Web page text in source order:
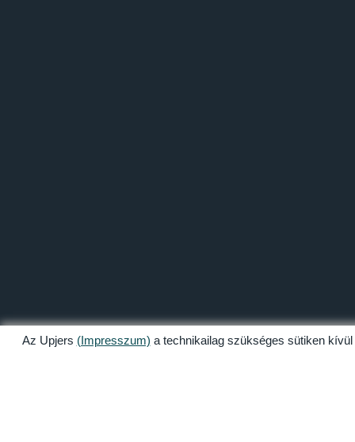
Az Upjers (Impresszum) a technikailag szükséges sütiken